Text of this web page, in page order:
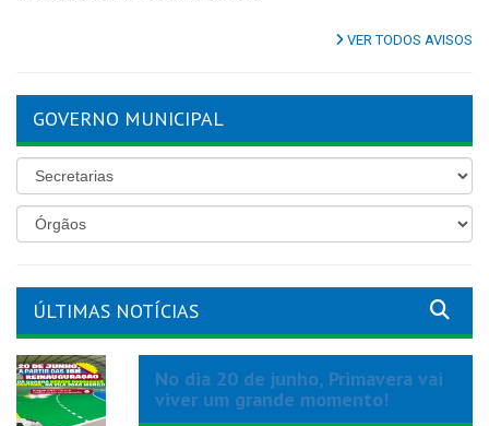
VER TODOS AVISOS
GOVERNO MUNICIPAL
ÚLTIMAS NOTÍCIAS
No dia 20 de junho, Primavera vai
viver um grande momento!